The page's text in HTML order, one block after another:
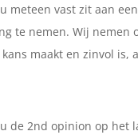
meteen vast zit aan
te nemen. Wij
maakt en zinvol is,
de 2nd opinion op het